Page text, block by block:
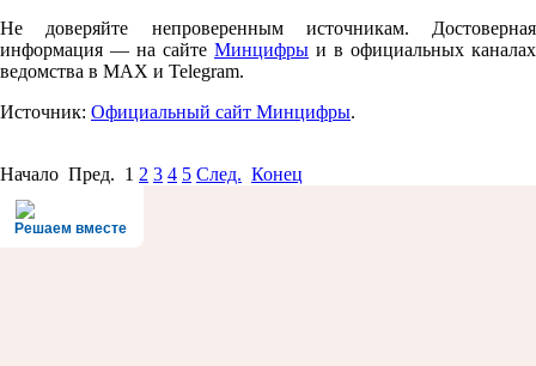
Не доверяйте непроверенным источникам. Достоверная
информация — на сайте Минцифры и в официальных каналах
ведомства в MAX и Telegram.
Источник: Официальный сайт Минцифры.
Начало Пред. 1 2 3 4 5 След. Конец
Решаем вместе